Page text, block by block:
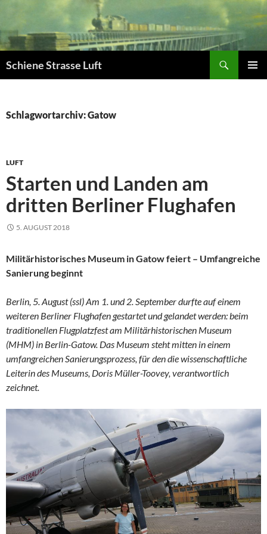
springen
Schiene Strasse Luft
Schlagwortarchiv: Gatow
LUFT
Starten und Landen am
dritten Berliner Flughafen
5. AUGUST 2018
Militärhistorisches Museum in Gatow feiert – Umfangreiche
Sanierung beginnt
Berlin, 5. August (ssl) Am 1. und 2. September durfte auf einem
weiteren Berliner Flughafen gestartet und gelandet werden: beim
traditionellen Flugplatzfest am Militärhistorischen Museum
(MHM) in Berlin-Gatow. Das Museum steht mitten in einem
umfangreichen Sanierungsprozess, für den diewissenschaftliche
Leiterin des Museums, Doris Müller-Toovey, verantwortlich
zeichnet.